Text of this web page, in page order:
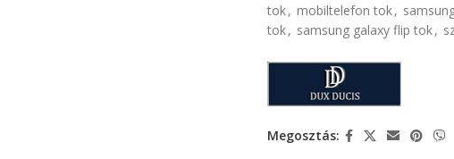
tok, mobiltelefon tok,
tok, samsung galaxy flip tok,
Megosztás: